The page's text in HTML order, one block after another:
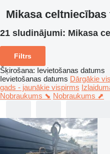
Mikasa celtniecības
21 sludinājumi: Mikasa
Filtrs
Šķirošana: Ievietošanas datums
Ievietošanas datums Dārgākie
gads - jaunākie vispirms
Nobraukums ⬊ Nobraukums ⬈